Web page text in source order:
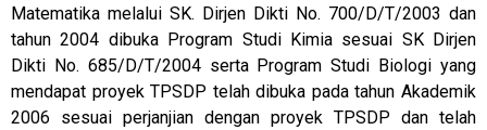
Matematika melalui SK. Dirjen Dikti No. 700/D/T/2003 dan
tahun 2004 dibuka Program Studi Kimia sesuai SK Dirjen
Dikti No. 685/D/T/2004 serta Program Studi Biologi yang
mendapat proyek TPSDP telah dibuka pada tahun Akademik
2006 sesuai perjanjian dengan proyek TPSDP dan telah